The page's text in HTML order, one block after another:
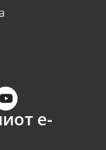
е-